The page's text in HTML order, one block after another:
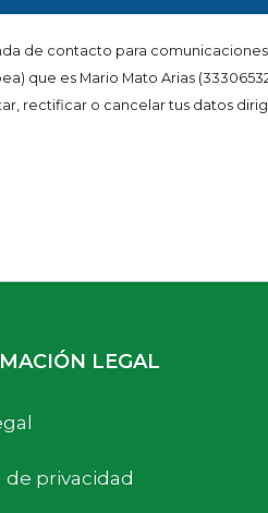
de contacto para
que es Mario Mato Arias
rectificar o cancelar tus datos
LEGAL
de privacidad